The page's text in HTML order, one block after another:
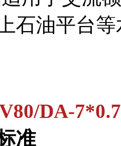
石油平台
DA-
准